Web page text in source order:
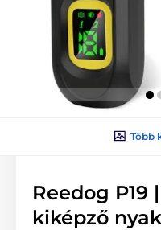
Több
Reedog P19
kiképző